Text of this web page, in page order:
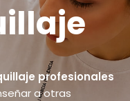
profesionales
a otras